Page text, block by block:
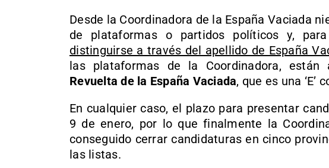
Desde la Coordinadora de la España Vaciada
de plataformas o partidos políticos y,
distinguirse a través del apellido de España
las plataformas de la Coordinadora, están
Revuelta de la España Vaciada, que es una ‘E’
En cualquier caso, el plazo para presentar
9 de enero, por lo que finalmente la
conseguido cerrar candidaturas en cinco
las listas.